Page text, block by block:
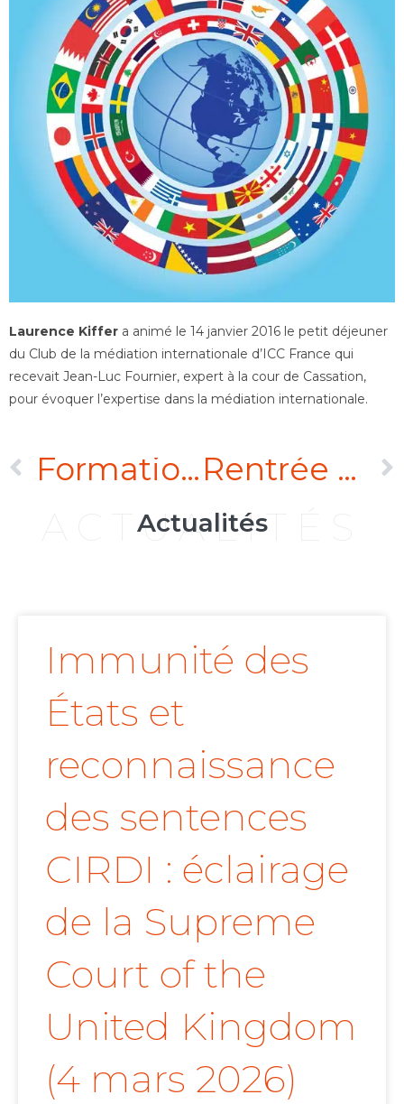
Laurence Kiffer a animé le 14 janvier 2016 le petit déjeuner
du Club de la médiation internationale d’ICC France qui
recevait Jean-Luc Fournier, expert à la cour de Cassation,
pour évoquer l’expertise dans la médiation internationale.
Formation à l’arbitrage par l’Association Française d’Arbitrage (AFA) Rentrée Solennelle et 45ème anniversaire du Barreau du Mali, du 15 au 17 mars 2016
ACTUALITÉS
Actualités
Immunité des
États et
reconnaissance
des sentences
CIRDI : éclairage
de la Supreme
Court of the
United Kingdom
(4 mars 2026)